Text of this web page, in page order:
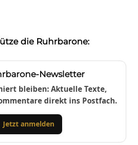
die Ruhrbarone:
Newsletter
bleiben: Aktuelle Texte,
direkt ins Postfach.
Jetzt anmelden